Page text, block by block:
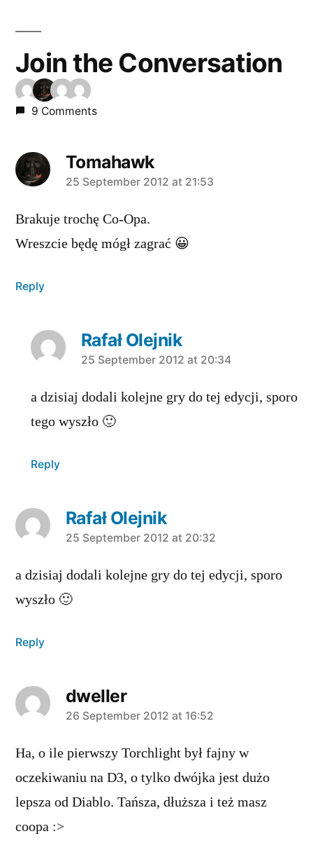
Join the Conversation
9 Comments
Tomahawk
says:
25 September 2012 at 21:53
Brakuje trochę Co-Opa.
Wreszcie będę mógł zagrać 😀
Reply
Rafał Olejnik
says:
25 September 2012 at 20:34
a dzisiaj dodali kolejne gry do tej edycji, sporo
tego wyszło 🙂
Reply
Rafał Olejnik
says:
25 September 2012 at 20:32
a dzisiaj dodali kolejne gry do tej edycji, sporo
wyszło 🙂
Reply
dweller
says:
26 September 2012 at 16:52
Ha, o ile pierwszy Torchlight był fajny w
oczekiwaniu na D3, o tylko dwójka jest dużo
lepsza od Diablo. Tańsza, dłuższa i też masz
coopa :>